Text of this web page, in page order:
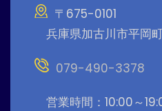
〒675-0101
兵庫県加古川市平岡
079-490-3378
営業時間：10:00～